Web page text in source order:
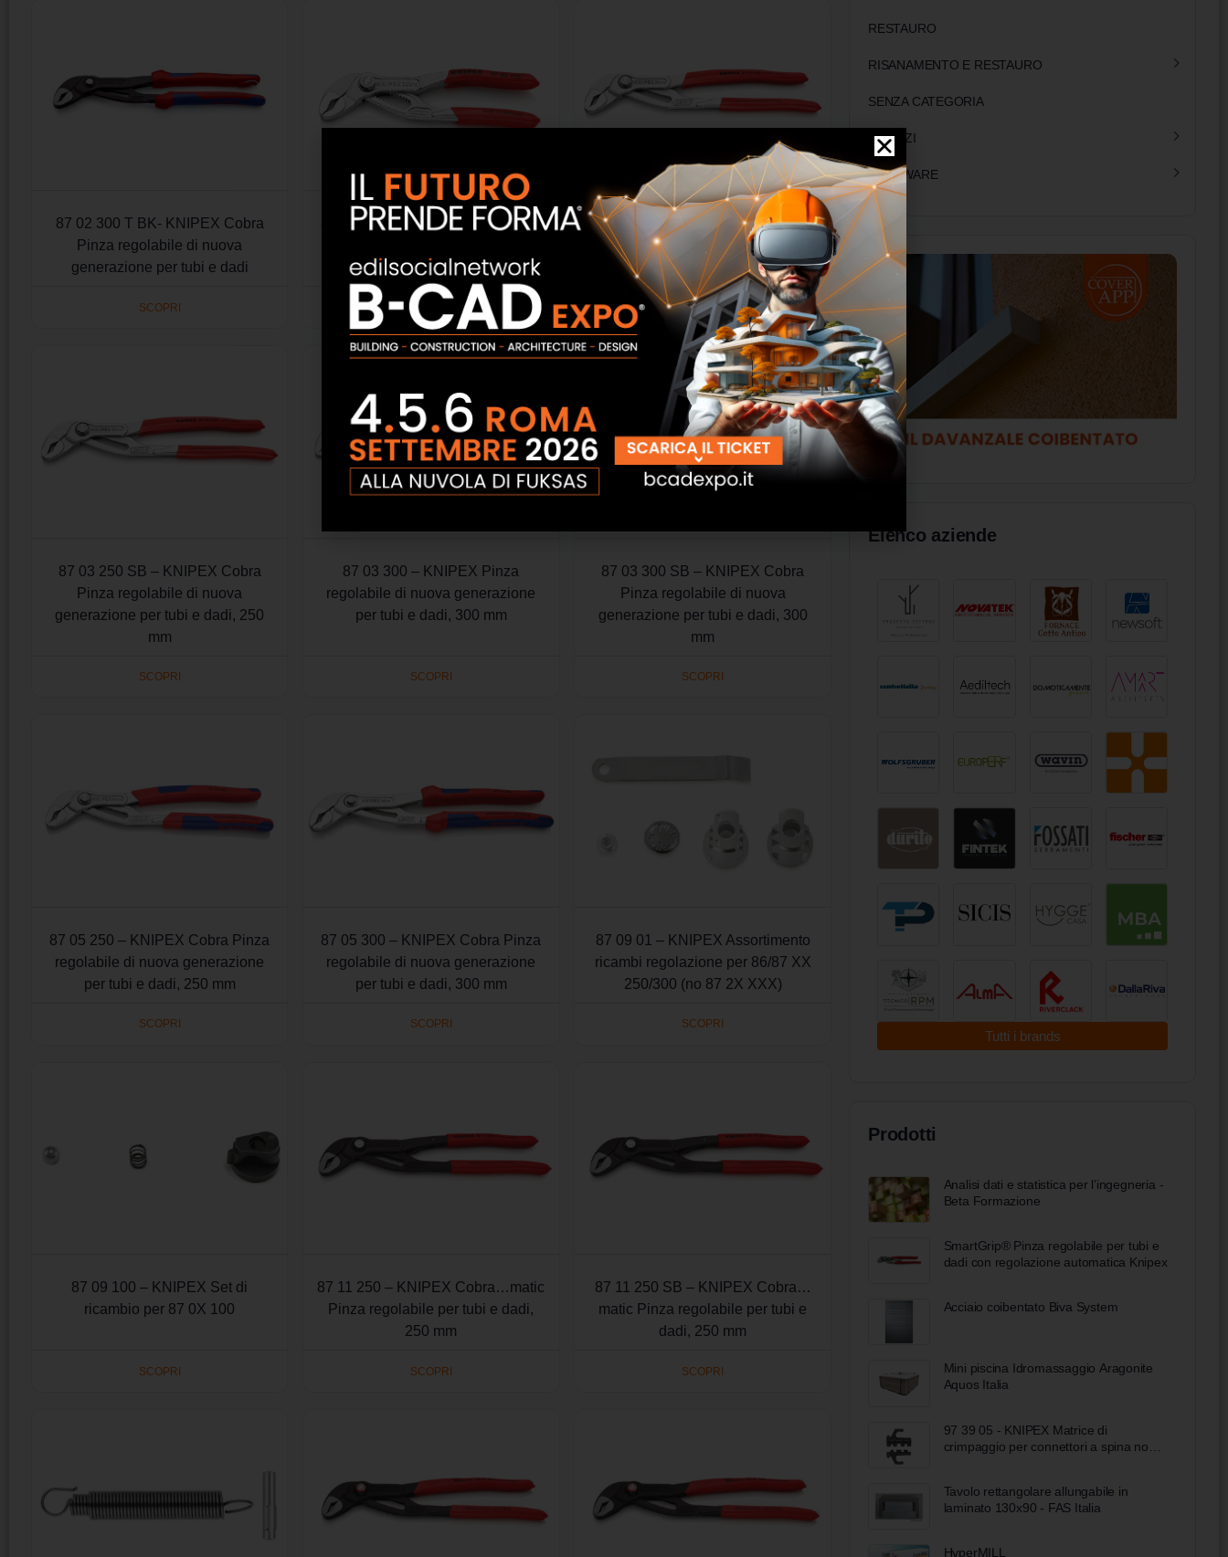
87 02 300 T BK- KNIPEX Cobra
Pinza regolabile di nuova
generazione per tubi e dadi
SCOPRI
87 03 125 – KNIPEX Cobra Pinza
per tubi e dadi, 125 mm
SCOPRI
87 03 250 – KNIPEX Cobra Pinza
regolabile di nuova generazione
per tubi e dadi, 250 mm
SCOPRI
87 03 250 SB – KNIPEX Cobra
Pinza regolabile di nuova
generazione per tubi e dadi, 250
mm
SCOPRI
87 03 300 – KNIPEX Pinza
regolabile di nuova generazione
per tubi e dadi, 300 mm
SCOPRI
87 03 300 SB – KNIPEX Cobra
Pinza regolabile di nuova
generazione per tubi e dadi, 300
mm
SCOPRI
87 05 250 – KNIPEX Cobra Pinza
regolabile di nuova generazione
per tubi e dadi, 250 mm
SCOPRI
87 05 300 – KNIPEX Cobra Pinza
regolabile di nuova generazione
per tubi e dadi, 300 mm
SCOPRI
87 09 01 – KNIPEX Assortimento
ricambi regolazione per 86/87 XX
250/300 (no 87 2X XXX)
SCOPRI
87 09 100 – KNIPEX Set di
ricambio per 87 0X 100
SCOPRI
87 11 250 – KNIPEX Cobra…matic
Pinza regolabile per tubi e dadi,
250 mm
SCOPRI
87 11 250 SB – KNIPEX Cobra…
matic Pinza regolabile per tubi e
dadi, 250 mm
SCOPRI
RESTAURO
RISANAMENTO E RESTAURO
SENZA CATEGORIA
SERVIZI
SOFTWARE
Elenco aziende
Tutti i brands
Prodotti
Analisi dati e statistica per l’ingegneria -
Beta Formazione
SmartGrip® Pinza regolabile per tubi e
dadi con regolazione automatica Knipex
Acciaio coibentato Biva System
Mini piscina Idromassaggio Aragonite
Aquos Italia
97 39 05 - KNIPEX Matrice di
crimpaggio per connettori a spina non
Tavolo rettangolare allungabile in
laminato 130x90 - FAS Italia
HyperMILL